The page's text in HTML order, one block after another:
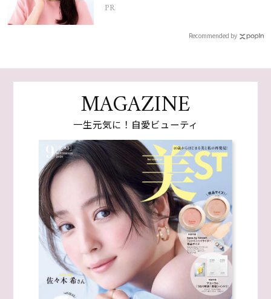
PR
Recommended by
MAGAZINE
一生元気に！自愛ビューティ